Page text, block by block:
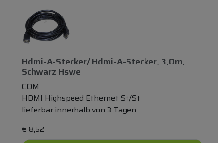
Hdmi-A-Stecker/ Hdmi-A-Stecker, 3,0m,
Schwarz Hswe
COM
HDMI Highspeed Ethernet St/St
lieferbar innerhalb von 3 Tagen
€ 8,52